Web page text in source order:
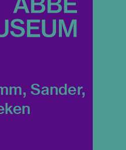
Sander,